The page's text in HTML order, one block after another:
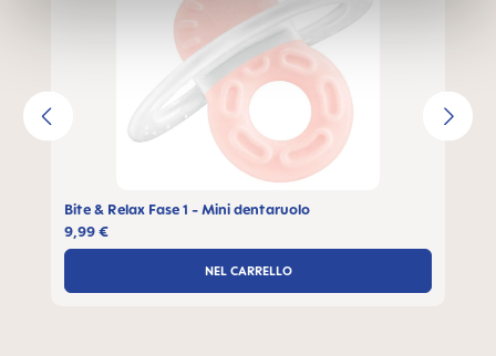
Bite & Relax Fase 1 - Mini dentaruolo
9,99 €
NEL CARRELLO